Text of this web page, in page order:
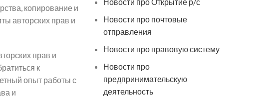
копирование и
авторских прав и
прав и
к
опыт работы с
и
Новости про почтовые
отправления
Новости про правовую систему
Новости про
предпринимательскую
деятельность